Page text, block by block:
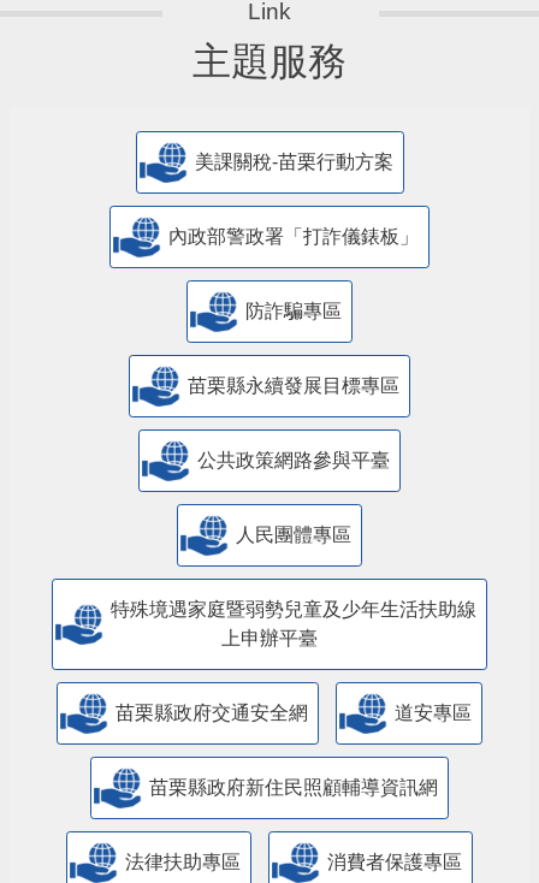
主題服務
美課關稅-苗栗行動方案
內政部警政署「打詐儀錶板」
防詐騙專區
苗栗縣永續發展目標專區
公共政策網路參與平臺
人民團體專區
特殊境遇家庭暨弱勢兒童及少年生活扶助線
上申辦平臺
苗栗縣政府交通安全網 道安專區
苗栗縣政府新住民照顧輔導資訊網
法律扶助專區 消費者保護專區